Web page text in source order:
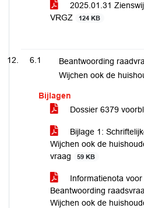
2025.01.31
VRGZ
124 KB
6.1
Beantwoording
Wijchen ook de
Bijlagen
Dossier 6379
Bijlage 1:
Wijchen ook de
vraag
59 KB
Informatienota
Beantwoording
Wijchen ook de